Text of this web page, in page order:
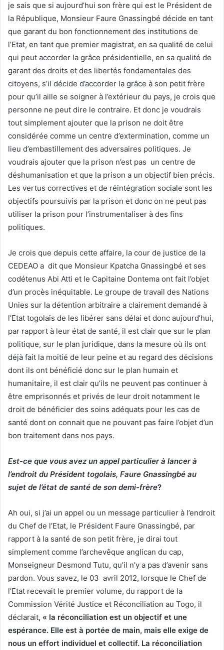
je sais que si aujourd’hui son frère qui est le Président de
la République, Monsieur Faure Gnassingbé décide en tant
que garant du bon fonctionnement des institutions de
l’Etat, en tant que premier magistrat, en sa qualité de celui
qui peut accorder la grâce présidentielle, en sa qualité de
garant des droits et des libertés fondamentales des
citoyens, s’il décide d’accorder la grâce à son petit frère
pour qu’il aille se soigner à l’extérieur du pays, je crois que
personne ne peut dire le contraire. Et donc je voudrais
tout simplement ajouter que la prison ne doit être
considérée comme un centre d’extermination, comme un
lieu d’embastillement des adversaires politiques. Je
voudrais ajouter que la prison n’est pas un centre de
déshumanisation et que la prison a un objectif bien précis.
Les vertus correctives et de réintégration sociale sont les
objectifs poursuivis par la prison et donc on ne peut pas
utiliser la prison pour l’instrumentaliser à des fins
politiques.
Je crois que depuis cette affaire, la cour de justice de la
CEDEAO a dit que Monsieur Kpatcha Gnassingbé et ses
codétenus Abi Atti et le Capitaine Dontema ont fait l’objet
d’un procès inéquitable. Le groupe de travail des Nations
Unies sur la détention arbitraire a clairement demandé à
l’Etat togolais de les libérer sans délai et donc aujourd’hui,
par rapport à leur état de santé, il est clair que sur le plan
politique, sur le plan juridique, dans la mesure où ils ont
déjà fait la moitié de leur peine et au regard des décisions
dont ils ont bénéficié donc sur le plan humain et
humanitaire, il est clair qu’ils ne peuvent pas continuer à
être emprisonnés et privés de leur droit notamment le
droit de bénéficier des soins adéquats pour les cas de
santé dont on connait que ne pouvant pas faire l’objet d’un
bon traitement dans nos pays.
Est-ce que vous avez un appel particulier à lancer à
l’endroit du Président togolais, Faure Gnassingbé au
sujet de l’état de santé de son demi-frère?
Ah oui, si j’ai un appel ou un message particulier à l’endroit
du Chef de l’Etat, le Président Faure Gnassingbé, par
rapport à la santé de son petit frère, je dirai tout
simplement comme l’archevêque anglican du cap,
Monseigneur Desmond Tutu, qu’il n’y a pas d’avenir sans
pardon. Vous savez, le 03 avril 2012, lorsque le Chef de
l’Etat recevait le premier volume, du rapport de la
Commission Vérité Justice et Réconciliation au Togo, il
déclarait, « la réconciliation est un objectif et une
espérance. Elle est à portée de main, mais elle exige de
nous un effort individuel et collectif. La réconciliation